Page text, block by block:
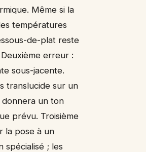
Même si la
températures
de-plat reste
erreur :
sous-jacente.
translucide sur un
un ton
prévu. Troisième
la pose à un
spécialisé ; les